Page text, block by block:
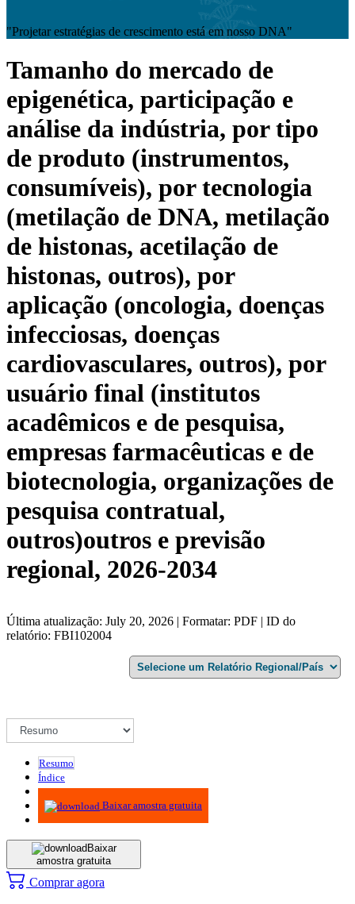
"Projetar estratégias de crescimento está em nosso DNA"
Tamanho do mercado de
epigenética, participação e
análise da indústria, por tipo
de produto (instrumentos,
consumíveis), por tecnologia
(metilação de DNA, metilação
de histonas, acetilação de
histonas, outros), por
aplicação (oncologia, doenças
infecciosas, doenças
cardiovasculares, outros), por
usuário final (institutos
acadêmicos e de pesquisa,
empresas farmacêuticas e de
biotecnologia, organizações de
pesquisa contratual,
outros)outros e previsão
regional, 2026-2034
Última atualização: July 20, 2026 | Formatar: PDF | ID do
relatório: FBI102004
Resumo
Índice
Metodologia
Baixar amostra gratuita
Baixar
amostra gratuita
Comprar agora